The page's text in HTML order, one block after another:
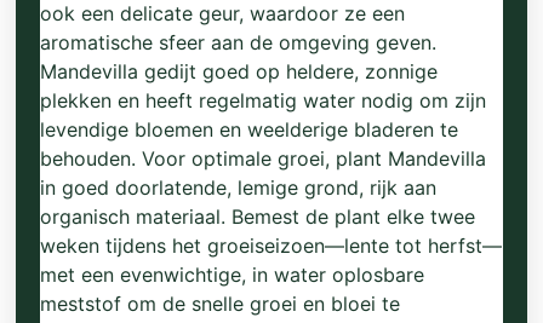
ook een delicate geur, waardoor ze een
aromatische sfeer aan de omgeving geven.
Mandevilla gedijt goed op heldere, zonnige
plekken en heeft regelmatig water nodig om zijn
levendige bloemen en weelderige bladeren te
behouden. Voor optimale groei, plant Mandevilla
in goed doorlatende, lemige grond, rijk aan
organisch materiaal. Bemest de plant elke twee
weken tijdens het groeiseizoen—lente tot herfst—
met een evenwichtige, in water oplosbare
meststof om de snelle groei en bloei te